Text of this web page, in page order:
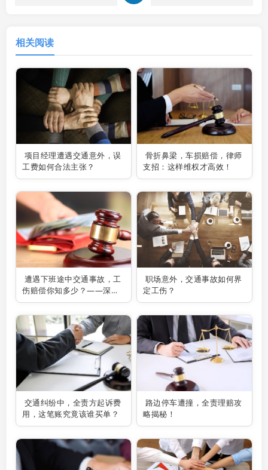
相关阅读
项目经理遭遇交通意外，误
工费如何合法主张？
骨折鼻梁，车损赔偿，律师
支招：这样维权才高效！
遭遇下班途中交通事故，工
伤赔偿你知多少？——深圳
交通事故律师为你解疑答
惑！
职场意外，交通事故如何界
定工伤？
交通纠纷中，全责方起诉费
用，这笔账究竟该谁买单？
路边停车遭撞，全责理赔攻
略揭秘！